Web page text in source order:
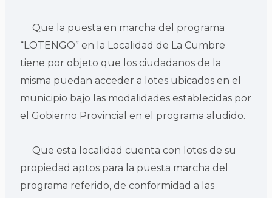
Que la puesta en marcha del programa
“LOTENGO” en la Localidad de La Cumbre
tiene por objeto que los ciudadanos de la
misma puedan acceder a lotes ubicados en el
municipio bajo las modalidades establecidas por
el Gobierno Provincial en el programa aludido.
Que esta localidad cuenta con lotes de su
propiedad aptos para la puesta marcha del
programa referido, de conformidad a las